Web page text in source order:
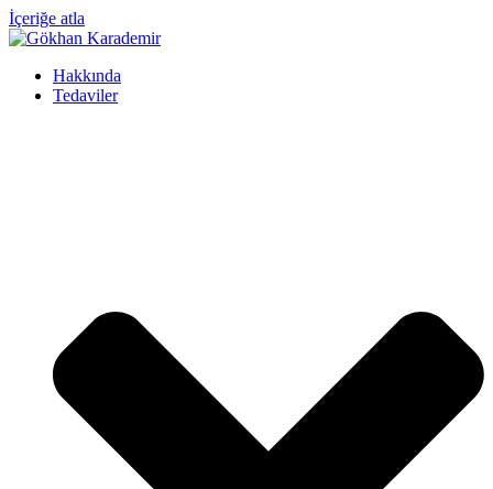
İçeriğe atla
Hakkında
Tedaviler